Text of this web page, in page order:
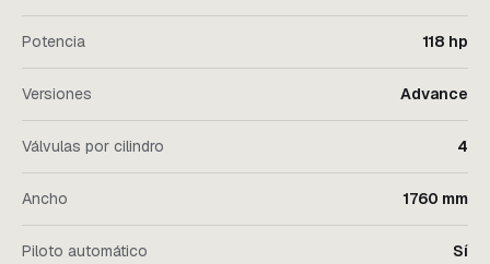
Potencia 118 hp
Versiones Advance
Válvulas por cilindro 4
Ancho 1760 mm
Piloto automático Sí